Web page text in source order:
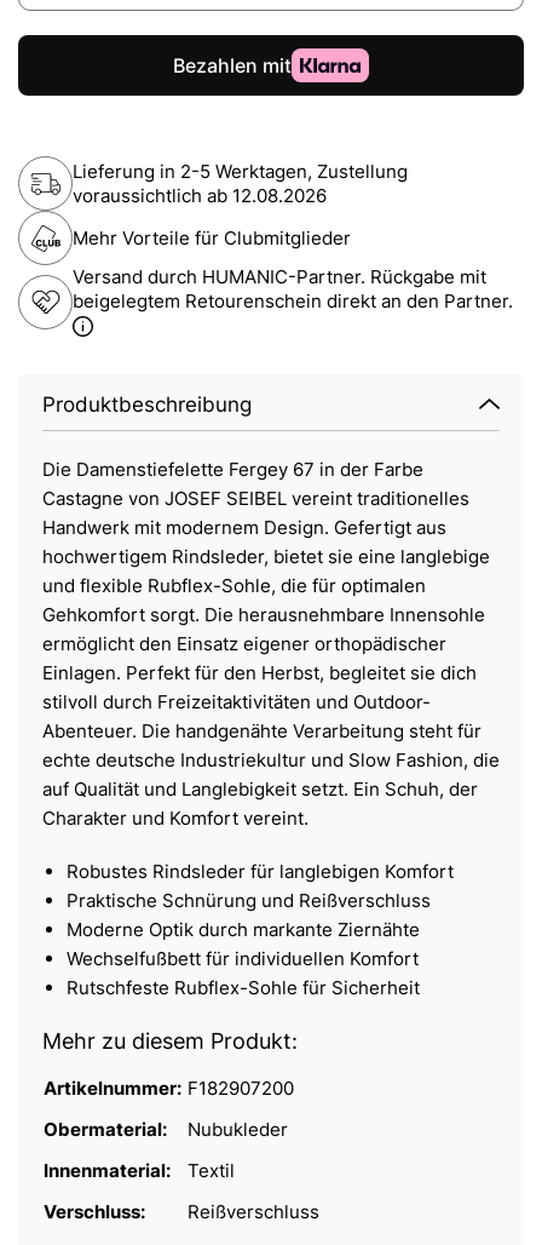
Lieferung in 2-5 Werktagen, Zustellung
voraussichtlich ab 12.08.2026
Mehr Vorteile für Clubmitglieder
Versand durch HUMANIC-Partner. Rückgabe mit
beigelegtem Retourenschein direkt an den Partner.
Produktbeschreibung
Die Damenstiefelette Fergey 67 in der Farbe
Castagne von JOSEF SEIBEL vereint traditionelles
Handwerk mit modernem Design. Gefertigt aus
hochwertigem Rindsleder, bietet sie eine langlebige
und flexible Rubflex-Sohle, die für optimalen
Gehkomfort sorgt. Die herausnehmbare Innensohle
ermöglicht den Einsatz eigener orthopädischer
Einlagen. Perfekt für den Herbst, begleitet sie dich
stilvoll durch Freizeitaktivitäten und Outdoor-
Abenteuer. Die handgenähte Verarbeitung steht für
echte deutsche Industriekultur und Slow Fashion, die
auf Qualität und Langlebigkeit setzt. Ein Schuh, der
Charakter und Komfort vereint.
Robustes Rindsleder für langlebigen Komfort
Praktische Schnürung und Reißverschluss
Moderne Optik durch markante Ziernähte
Wechselfußbett für individuellen Komfort
Rutschfeste Rubflex-Sohle für Sicherheit
Mehr zu diesem Produkt:
Artikelnummer: F182907200
Obermaterial:
Nubukleder
Innenmaterial:
Textil
Verschluss:
Reißverschluss